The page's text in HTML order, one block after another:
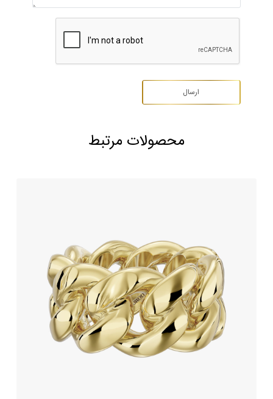
محصولات مرتبط
انگشتر طلا کارتیه
515,780,000 تومان